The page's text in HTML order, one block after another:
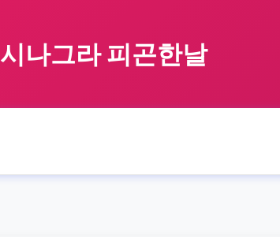
시나그라 피곤한날